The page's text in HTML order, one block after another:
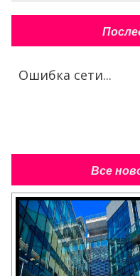
Ошибка сети...
Все